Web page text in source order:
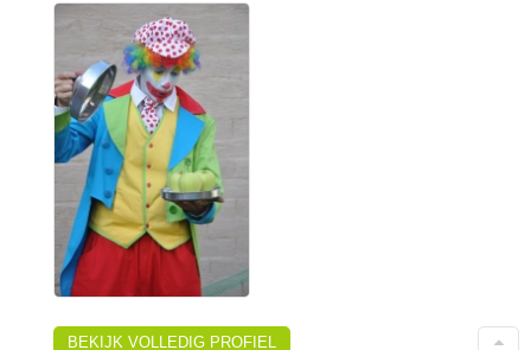
BEKIJK VOLLEDIG PROFIEL